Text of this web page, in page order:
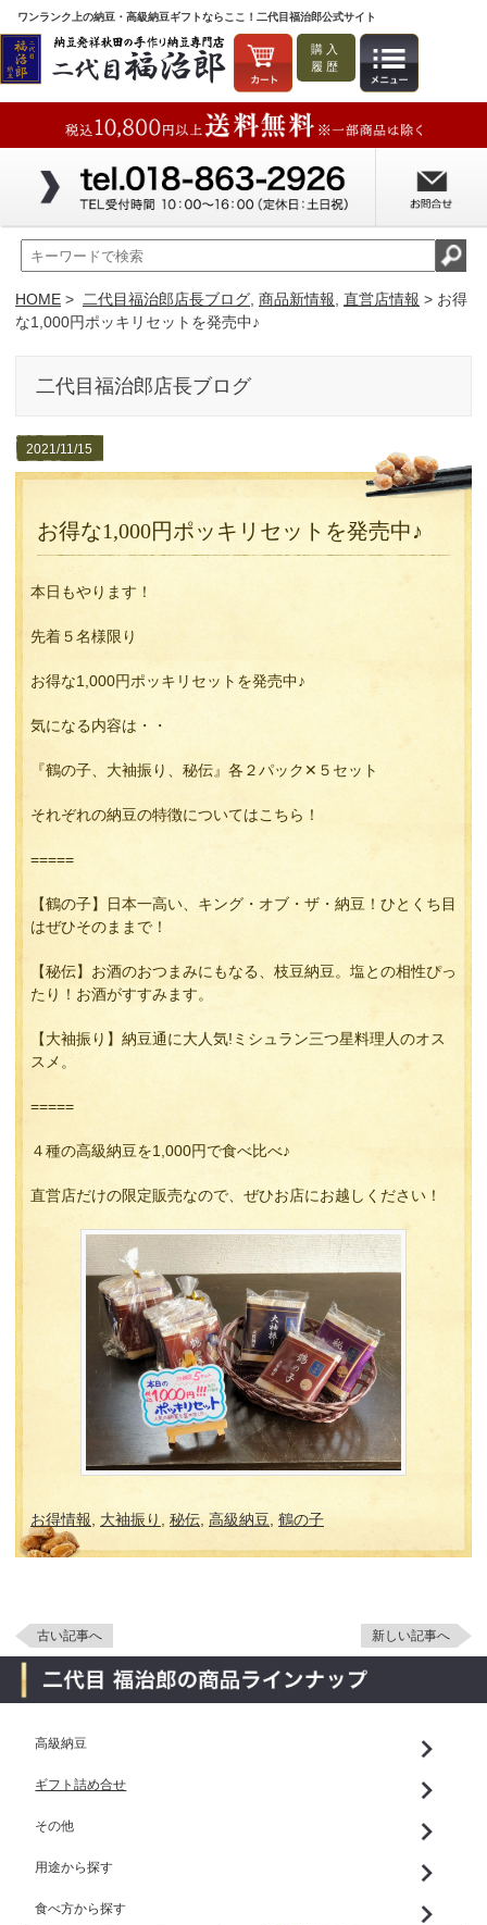
ワンランク上の納豆・高級納豆ギフトならここ！二代目福治郎公式サイト
購入
履歴
HOME > 二代目福治郎店長ブログ 商品新情報 直営店情報 > お得
な1,000円ポッキリセットを発売中♪
二代目福治郎店長ブログ
2021/11/15
お得な1,000円ポッキリセットを発売中♪
本日もやります！
先着５名様限り
お得な1,000円ポッキリセットを発売中♪
気になる内容は・・
『鶴の子、大袖振り、秘伝』各２パック✕５セット
それぞれの納豆の特徴についてはこちら！
=====
【鶴の子】日本一高い、キング・オブ・ザ・納豆！ひとくち目
はぜひそのままで！
【秘伝】お酒のおつまみにもなる、枝豆納豆。塩との相性ぴっ
たり！お酒がすすみます。
【大袖振り】納豆通に大人気!ミシュラン三つ星料理人のオス
スメ。
=====
４種の高級納豆を1,000円で食べ比べ♪
直営店だけの限定販売なので、ぜひお店にお越しください！
お得情報 大袖振り 秘伝 高級納豆 鶴の子
古い記事へ 新しい記事へ
高級納豆
ギフト詰め合せ
その他
用途から探す
食べ方から探す